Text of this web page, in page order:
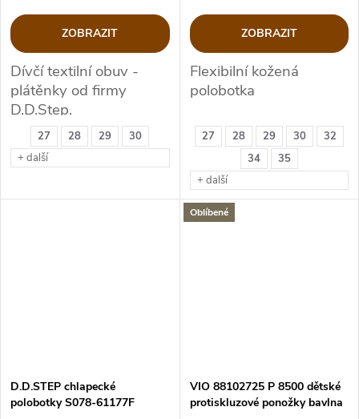
27 28 29
30
+ další
ZOBRAZIT
Dívčí textilní obuv -
plátěnky od firmy
D.D.Step.
27 28 29 30
32
34
35
+ další
ZOBRAZIT
Flexibilní kožená
polobotka
D.D.STEP chlapecké
polobotky S078-61177F
Oblíbené
VIO 88102725 P 8500 dětské
protiskluzové ponožky bavlna